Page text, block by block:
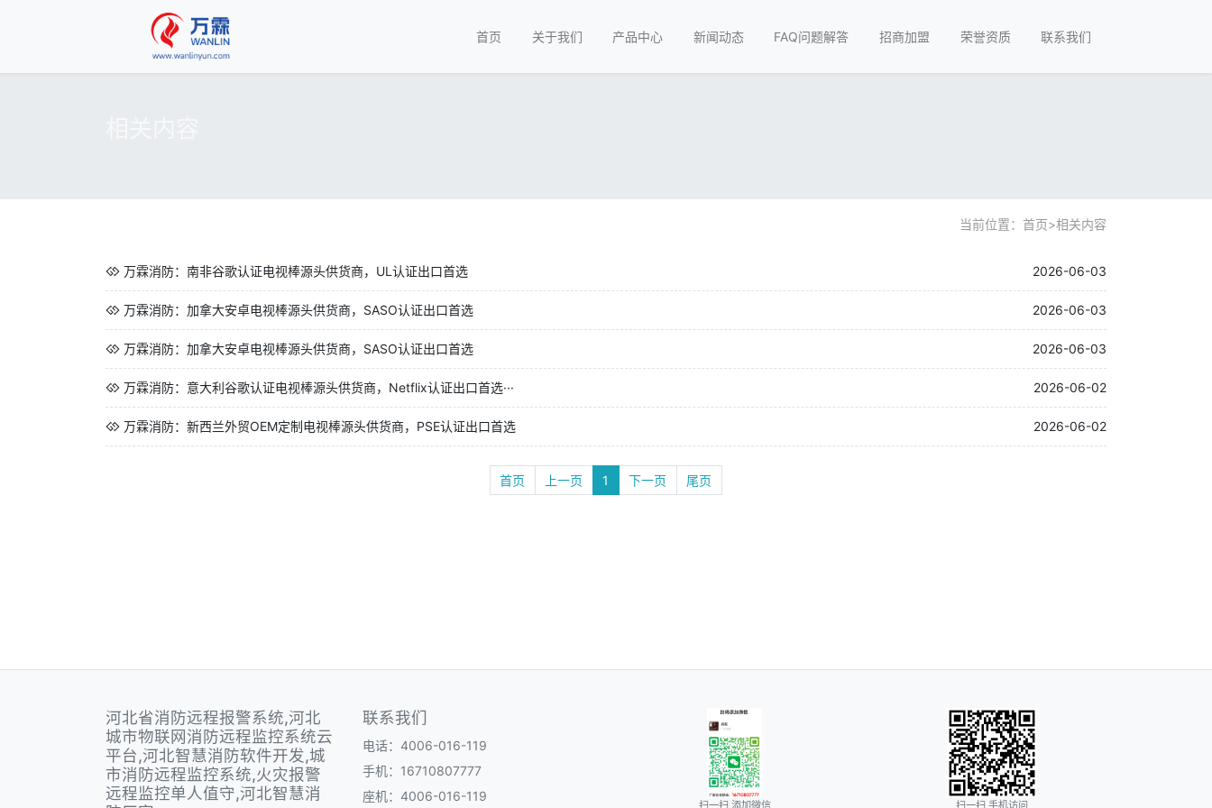
首页 关于我们 产品中心 新闻动态 FAQ问题解答 招商加盟 荣誉资质 联系我们
当前位置： 首页>相关内容
万霖消防：南非谷歌认证电视棒源头供货商，UL认证出口首选 2026-06-03
万霖消防：加拿大安卓电视棒源头供货商，SASO认证出口首选 2026-06-03
万霖消防：加拿大安卓电视棒源头供货商，SASO认证出口首选 2026-06-03
万霖消防：意大利谷歌认证电视棒源头供货商，Netflix认证出口首选··· 2026-06-02
万霖消防：新西兰外贸OEM定制电视棒源头供货商，PSE认证出口首选 2026-06-02
首页 上一页 1 下一页 尾页
河北省消防远程报警系统,河北
城市物联网消防远程监控系统云
平台,河北智慧消防软件开发,城
市消防远程监控系统,火灾报警
远程监控单人值守,河北智慧消
联系我们
电话：4006-016-119
手机：16710807777
座机：4006-016-119
扫一扫 添加微信 扫一扫 手机访问